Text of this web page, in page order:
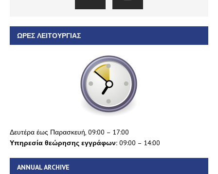
ΏΡΕΣ ΛΕΙΤΟΥΡΓΊΑΣ
Δευτέρα έως Παρασκευή, 09:00 – 17:00
Υπηρεσία θεώρησης εγγράφων: 09:00 – 14:00
ANNUAL ARCHIVE